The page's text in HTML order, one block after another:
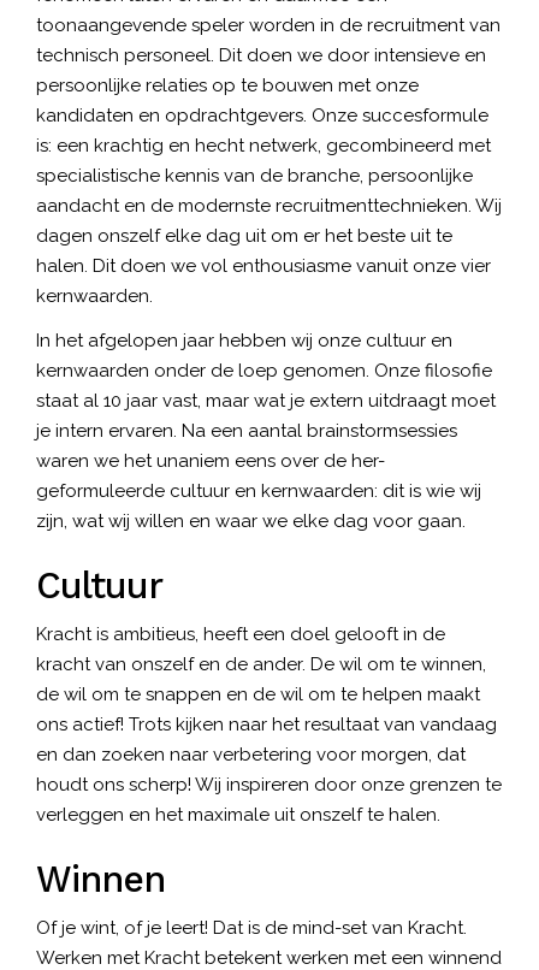
toonaangevende speler worden in de recruitment van
technisch personeel. Dit doen we door intensieve en
persoonlijke relaties op te bouwen met onze
kandidaten en opdrachtgevers. Onze succesformule
is: een krachtig en hecht netwerk, gecombineerd met
specialistische kennis van de branche, persoonlijke
aandacht en de modernste recruitmenttechnieken. Wij
dagen onszelf elke dag uit om er het beste uit te
halen. Dit doen we vol enthousiasme vanuit onze vier
kernwaarden.
In het afgelopen jaar hebben wij onze cultuur en
kernwaarden onder de loep genomen. Onze filosofie
staat al 10 jaar vast, maar wat je extern uitdraagt moet
je intern ervaren. Na een aantal brainstormsessies
waren we het unaniem eens over de her-
geformuleerde cultuur en kernwaarden: dit is wie wij
zijn, wat wij willen en waar we elke dag voor gaan.
Cultuur
Kracht is ambitieus, heeft een doel gelooft in de
kracht van onszelf en de ander. De wil om te winnen,
de wil om te snappen en de wil om te helpen maakt
ons actief! Trots kijken naar het resultaat van vandaag
en dan zoeken naar verbetering voor morgen, dat
houdt ons scherp! Wij inspireren door onze grenzen te
verleggen en het maximale uit onszelf te halen.
Winnen
Of je wint, of je leert! Dat is de mind-set van Kracht.
Werken met Kracht betekent werken met een winnend